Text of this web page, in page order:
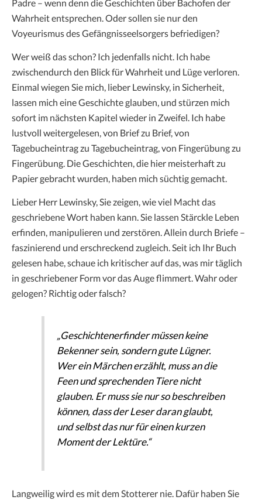
Padre – wenn denn die Geschichten über Bachofen der
Wahrheit entsprechen. Oder sollen sie nur den
Voyeurismus des Gefängnisseelsorgers befriedigen?
Wer weiß das schon? Ich jedenfalls nicht. Ich habe
zwischendurch den Blick für Wahrheit und Lüge verloren.
Einmal wiegen Sie mich, lieber Lewinsky, in Sicherheit,
lassen mich eine Geschichte glauben, und stürzen mich
sofort im nächsten Kapitel wieder in Zweifel. Ich habe
lustvoll weitergelesen, von Brief zu Brief, von
Tagebucheintrag zu Tagebucheintrag, von Fingerübung zu
Fingerübung. Die Geschichten, die hier meisterhaft zu
Papier gebracht wurden, haben mich süchtig gemacht.
Lieber Herr Lewinsky, Sie zeigen, wie viel Macht das
geschriebene Wort haben kann. Sie lassen Stärckle Leben
erfinden, manipulieren und zerstören. Allein durch Briefe –
faszinierend und erschreckend zugleich. Seit ich Ihr Buch
gelesen habe, schaue ich kritischer auf das, was mir täglich
in geschriebener Form vor das Auge flimmert. Wahr oder
gelogen? Richtig oder falsch?
„Geschichtenerfinder müssen keine
Bekenner sein, sondern gute Lügner.
Wer ein Märchen erzählt, muss an die
Feen und sprechenden Tiere nicht
glauben. Er muss sie nur so beschreiben
können, dass der Leser daran glaubt,
und selbst das nur für einen kurzen
Moment der Lektüre.“
Langweilig wird es mit dem Stotterer nie. Dafür haben Sie